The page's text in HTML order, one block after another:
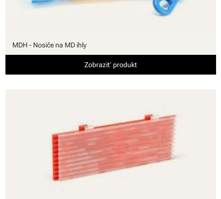
MDH - Nosiče na MD ihly
Zobraziť produkt